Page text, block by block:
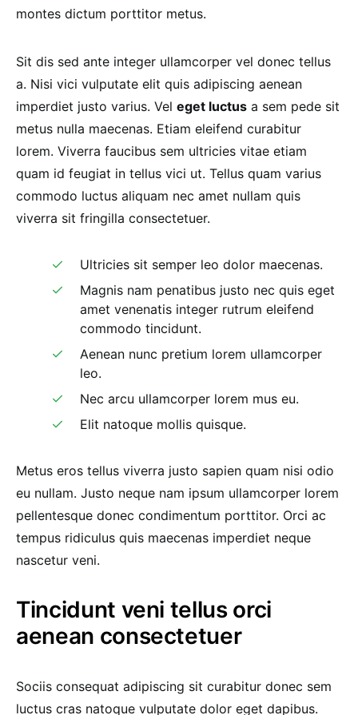
montes dictum porttitor metus.
Sit dis sed ante integer ullamcorper vel donec tellus
a. Nisi vici vulputate elit quis adipiscing aenean
imperdiet justo varius. Vel eget luctus a sem pede sit
metus nulla maecenas. Etiam eleifend curabitur
lorem. Viverra faucibus sem ultricies vitae etiam
quam id feugiat in tellus vici ut. Tellus quam varius
commodo luctus aliquam nec amet nullam quis
viverra sit fringilla consectetuer.
Ultricies sit semper leo dolor maecenas.
Magnis nam penatibus justo nec quis eget
amet venenatis integer rutrum eleifend
commodo tincidunt.
Aenean nunc pretium lorem ullamcorper
leo.
Nec arcu ullamcorper lorem mus eu.
Elit natoque mollis quisque.
Metus eros tellus viverra justo sapien quam nisi odio
eu nullam. Justo neque nam ipsum ullamcorper lorem
pellentesque donec condimentum porttitor. Orci ac
tempus ridiculus quis maecenas imperdiet neque
nascetur veni.
Tincidunt veni tellus orci
aenean consectetuer
Sociis consequat adipiscing sit curabitur donec sem
luctus cras natoque vulputate dolor eget dapibus.